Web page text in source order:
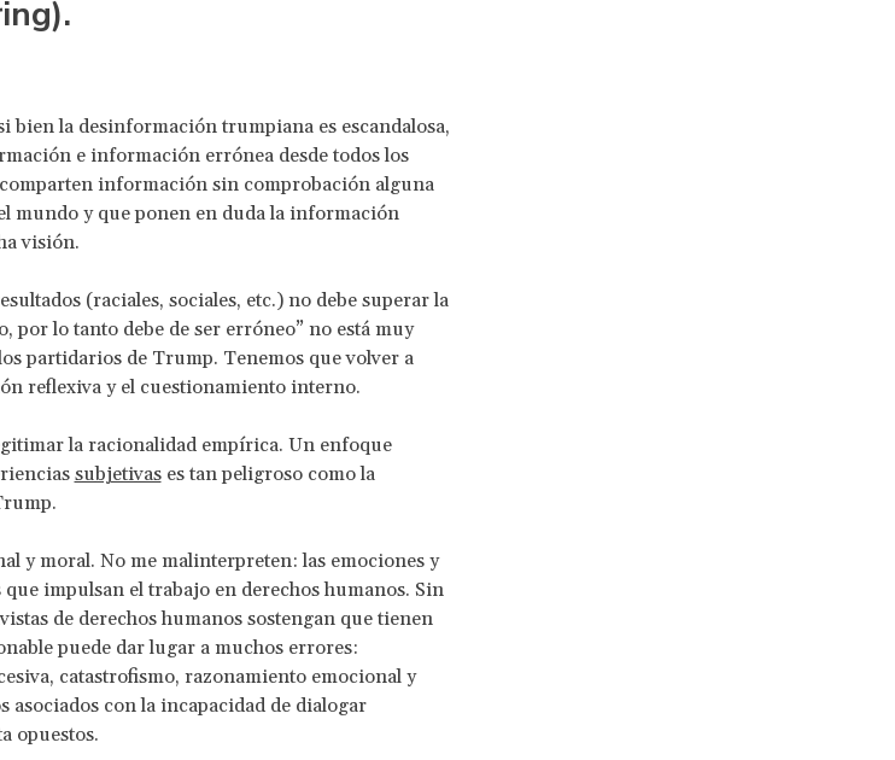
bien la desinformación trumpiana es escandalosa,
e información errónea desde todos los
información sin comprobación alguna
mundo y que ponen en duda la información
visión.
(raciales, sociales, etc.) no debe superar la
por lo tanto debe de ser erróneo” no está muy
partidarios de Trump. Tenemos que volver a
reflexiva y el cuestionamiento interno.
la racionalidad empírica. Un enfoque
subjetivases tan peligroso como la
y moral. No me malinterpreten: las emociones y
impulsan el trabajo en derechos humanos. Sin
de derechos humanos sostengan que tienen
puede dar lugar a muchos errores:
catastrofismo, razonamiento emocional y
con la incapacidad de dialogar
opuestos.